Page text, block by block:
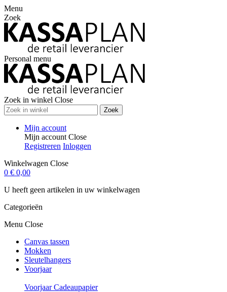
Menu
Zoek
Personal menu
Zoek in winkel Close
Zoek
Mijn account
Mijn account Close
Registreren Inloggen
Winkelwagen Close
0 € 0,00
U heeft geen artikelen in uw winkelwagen
Categorieën
Menu Close
Canvas tassen
Mokken
Sleutelhangers
Voorjaar
Voorjaar Cadeaupapier